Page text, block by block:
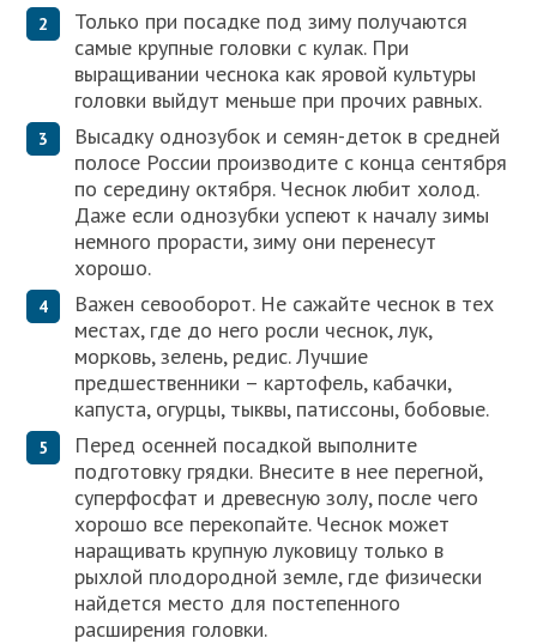
Только при посадке под зиму получаются
самые крупные головки с кулак. При
выращивании чеснока как яровой культуры
головки выйдут меньше при прочих равных.
Высадку однозубок и семян-деток в средней
полосе России производите с конца сентября
по середину октября. Чеснок любит холод.
Даже если однозубки успеют к началу зимы
немного прорасти, зиму они перенесут
хорошо.
Важен севооборот. Не сажайте чеснок в тех
местах, где до него росли чеснок, лук,
морковь, зелень, редис. Лучшие
предшественники – картофель, кабачки,
капуста, огурцы, тыквы, патиссоны, бобовые.
Перед осенней посадкой выполните
подготовку грядки. Внесите в нее перегной,
суперфосфат и древесную золу, после чего
хорошо все перекопайте. Чеснок может
наращивать крупную луковицу только в
рыхлой плодородной земле, где физически
найдется место для постепенного
расширения головки.